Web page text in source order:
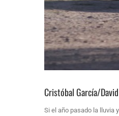
Cristóbal García/
Si el año pasado la lluvia